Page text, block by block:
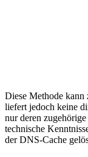
Diese Methode
liefert jedoch keine
nur deren
technische
der DNS-Cache